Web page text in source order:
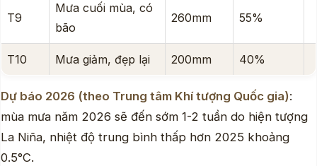
T9
Mưa cuối mùa, có
bão
260mm 55%
T10 Mưa giảm, đẹp lại 200mm 40%
Dự báo 2026 (theo Trung tâm Khí tượng Quốc gia):
mùa mưa năm 2026 sẽ đến sớm 1-2 tuần do hiện tượng
La Niña, nhiệt độ trung bình thấp hơn 2025 khoảng
0.5°C.